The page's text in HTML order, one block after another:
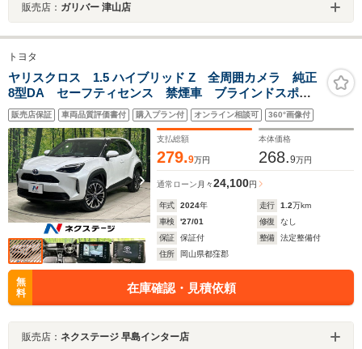
販売店： ガリバー 津山店
トヨタ
ヤリスクロス 1.5 ハイブリッド Z 全周囲カメラ 純正
8型DA セーフティセンス 禁煙車 ブラインドスポッ
ト シートヒーター Bluetooth ETC LEDランプ 純
正18インチアルミ CarPlay
販売店保証 車両品質評価書付 購入プラン付 オンライン相談可 360°画像付
支払総額
279.9万円
本体価格
268.9万円
通常ローン 月々24,100円
年式 2024年 走行 1.2万km
車検
'27/01 修復
なし
保証
保証付 整備
法定整備付
住所
岡山県都窪郡
無
料
在庫確認・見積依頼
販売店： ネクステージ 早島インター店